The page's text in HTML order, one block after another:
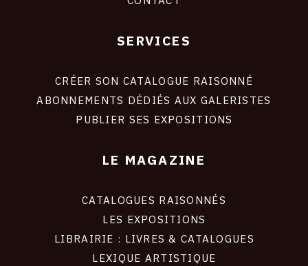
SERVICES
CRÉER SON CATALOGUE RAISONNÉ
ABONNEMENTS DÉDIÉS AUX GALERISTES
PUBLIER SES EXPOSITIONS
LE MAGAZINE
CATALOGUES RAISONNÉS
LES EXPOSITIONS
LIBRAIRIE : LIVRES & CATALOGUES
LEXIQUE ARTISTIQUE